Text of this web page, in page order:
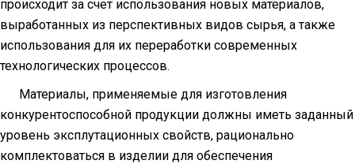
происходит за счет использования новых материалов,
выработанных из перспективных видов сырья, а также
использования для их переработки современных
технологических процессов.
Материалы, применяемые для изготовления
конкурентоспособной продукции должны иметь заданный
уровень эксплутационных свойств, рационально
комплектоваться в изделии для обеспечения